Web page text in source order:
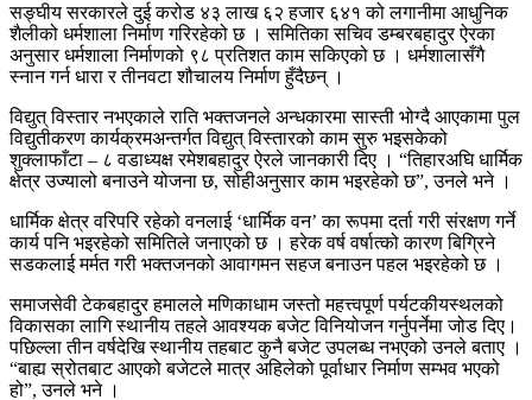
सङ्घीय सरकारले दुई करोड ४३ लाख ६२ हजार ६४१ को लगानीमा आधुनिक
शैलीको धर्मशाला निर्माण गरिरहेको छ । समितिका सचिव डम्बरबहादुर ऐरका
अनुसार धर्मशाला निर्माणको ९८ प्रतिशत काम सकिएको छ । धर्मशालासँगै
स्नान गर्न धारा र तीनवटा शौचालय निर्माण हुँदैछन् ।
विद्युत् विस्तार नभएकाले राति भक्तजनले अन्धकारमा सास्ती भोग्दै आएकामा पुल
विद्युतीकरण कार्यक्रमअन्तर्गत विद्युत् विस्तारको काम सुरु भइसकेको
शुक्लाफाँटा – ८ वडाध्यक्ष रमेशबहादुर ऐरले जानकारी दिए । “तिहारअघि धार्मिक
क्षेत्र उज्यालो बनाउने योजना छ, सोहीअनुसार काम भइरहेको छ”, उनले भने ।
धार्मिक क्षेत्र वरिपरि रहेको वनलाई ‘धार्मिक वन’ का रूपमा दर्ता गरी संरक्षण गर्ने
कार्य पनि भइरहेको समितिले जनाएको छ । हरेक वर्ष वर्षात्को कारण बिग्रिने
सडकलाई मर्मत गरी भक्तजनको आवागमन सहज बनाउन पहल भइरहेको छ ।
समाजसेवी टेकबहादुर हमालले मणिकाधाम जस्तो महत्त्वपूर्ण पर्यटकीयस्थलको
विकासका लागि स्थानीय तहले आवश्यक बजेट विनियोजन गर्नुपर्नेमा जोड दिए।
पछिल्ला तीन वर्षदेखि स्थानीय तहबाट कुनै बजेट उपलब्ध नभएको उनले बताए ।
“बाह्य स्रोतबाट आएको बजेटले मात्र अहिलेको पूर्वाधार निर्माण सम्भव भएको
हो”, उनले भने ।